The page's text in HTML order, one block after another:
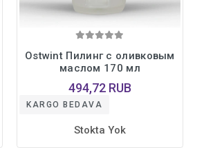
Ostwint Пилинг с оливковым
маслом 170 мл
494,72 RUB
KARGO BEDAVA
Stokta Yok